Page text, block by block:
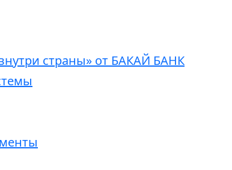
страны» от БАКАЙ БАНК